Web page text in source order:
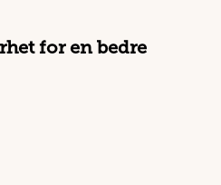
for en bedre